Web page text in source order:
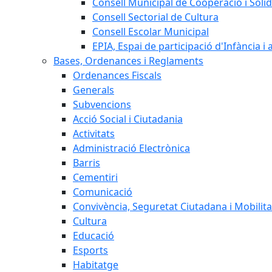
Consell Sectorial de Cultura
Consell Escolar Municipal
EPIA, Espai de participació d'Infància i
Bases, Ordenances i Reglaments
Ordenances Fiscals
Generals
Subvencions
Acció Social i Ciutadania
Activitats
Administració Electrònica
Barris
Cementiri
Comunicació
Convivència, Seguretat Ciutadana i
Cultura
Educació
Esports
Habitatge